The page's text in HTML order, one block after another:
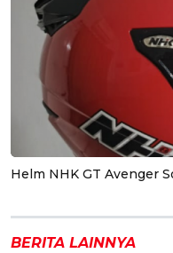
Helm NHK GT Avenger
BERITA LAINNYA